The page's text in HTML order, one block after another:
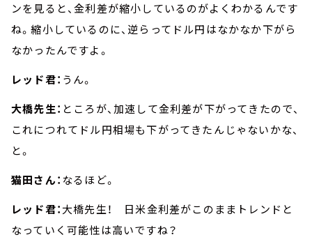
ンを見ると、金利差が縮小しているのがよくわかるんです
ね。縮小しているのに、逆らってドル円はなかなか下がら
なかったんですよ。
レッド君： うん。
大橋先生： ところが、加速して金利差が下がってきたので、
これにつれてドル円相場も下がってきたんじゃないかな、
と。
猫田さん： なるほど。
レッド君：大橋先生！ 日米金利差がこのままトレンドと
なっていく可能性は高いですね？